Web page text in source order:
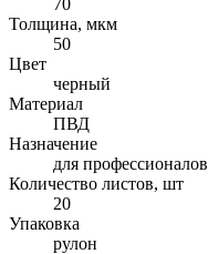
Толщина, мкм
50
Цвет
черный
Материал
ПВД
Назначение
для профессионалов
Количество листов, шт
20
Упаковка
рулон